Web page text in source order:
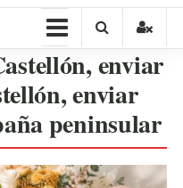
enviar
enviar
peninsular